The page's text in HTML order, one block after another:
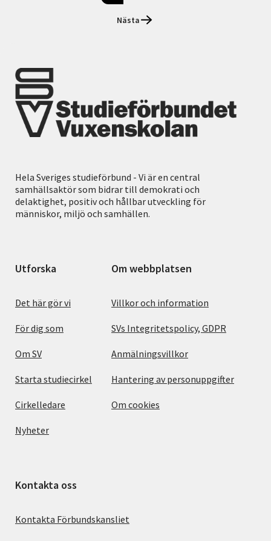
Nästa
Hela Sveriges studieförbund - Vi är en central
samhällsaktör som bidrar till demokrati och
delaktighet, positiv och hållbar utveckling för
människor, miljö och samhällen.
Utforska
Det här gör vi
För dig som
Om SV
Starta studiecirkel
Cirkelledare
Nyheter
Om webbplatsen
Villkor och information
SVs Integritetspolicy, GDPR
Anmälningsvillkor
Hantering av personuppgifter
Om cookies
Kontakta oss
Kontakta Förbundskansliet